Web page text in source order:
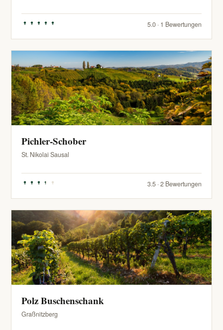
5.0 · 1 Bewertungen
Pichler-Schober
St. Nikolai Sausal
3.5 · 2 Bewertungen
Polz Buschenschank
Graßnitzberg